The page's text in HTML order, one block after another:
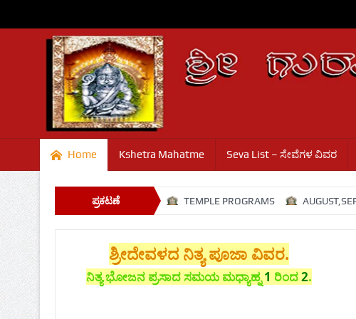
Home Kshetra Mahatme Seva List – ಸೇವೆಗಳ ವಿವರ
ಪ್ರಕಟಣೆ
SHRAVANA SANJE TEMPLE PROGRAMS AUGUST,SEPTEMBER 2021
ಶ್ರೀದೇವಳದ ನಿತ್ಯ ಪೂಜಾ ವಿವರ.
ನಿತ್ಯ ಭೋಜನ ಪ್ರಸಾದ ಸಮಯ ಮಧ್ಯಾಹ್ನ1 ರಿಂದ2.